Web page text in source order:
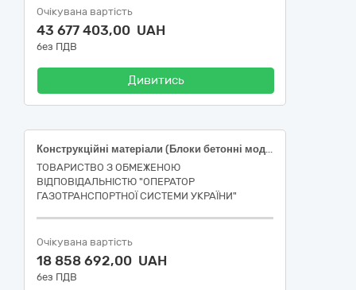
Очікувана вартість
43 677 403,00 UAH
без ПДВ
Дивитись
Конструкційні матеріали (Блоки бетонні модульні)
ТОВАРИСТВО З ОБМЕЖЕНОЮ
ВІДПОВІДАЛЬНІСТЮ "ОПЕРАТОР
ГАЗОТРАНСПОРТНОЇ СИСТЕМИ УКРАЇНИ"
Очікувана вартість
18 858 692,00 UAH
без ПДВ